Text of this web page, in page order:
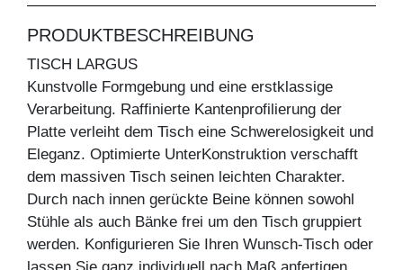
PRODUKTBESCHREIBUNG
TISCH LARGUS
Kunstvolle Formgebung und eine erstklassige
Verarbeitung. Raffinierte Kantenprofilierung der
Platte verleiht dem Tisch eine Schwerelosigkeit und
Eleganz. Optimierte UnterKonstruktion verschafft
dem massiven Tisch seinen leichten Charakter.
Durch nach innen gerückte Beine können sowohl
Stühle als auch Bänke frei um den Tisch gruppiert
werden. Konfigurieren Sie Ihren Wunsch-Tisch oder
lassen Sie ganz individuell nach Maß anfertigen.